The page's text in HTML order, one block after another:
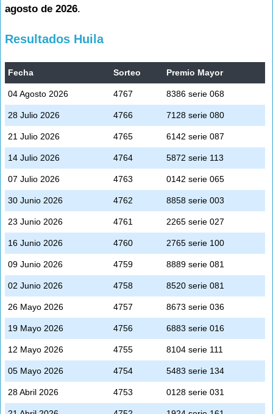
agosto de 2026.
Resultados Huila
Fecha Sorteo Premio Mayor
04 Agosto 2026 4767 8386 serie 068
28 Julio 2026 4766 7128 serie 080
21 Julio 2026 4765 6142 serie 087
14 Julio 2026 4764 5872 serie 113
07 Julio 2026 4763 0142 serie 065
30 Junio 2026 4762 8858 serie 003
23 Junio 2026 4761 2265 serie 027
16 Junio 2026 4760 2765 serie 100
09 Junio 2026 4759 8889 serie 081
02 Junio 2026 4758 8520 serie 081
26 Mayo 2026 4757 8673 serie 036
19 Mayo 2026 4756 6883 serie 016
12 Mayo 2026 4755 8104 serie 111
05 Mayo 2026 4754 5483 serie 134
28 Abril 2026 4753 0128 serie 031